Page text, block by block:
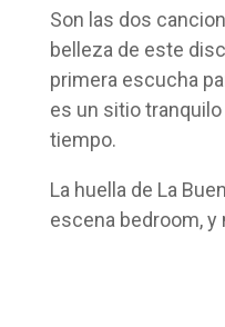
Son las dos
belleza de este
primera escucha
es un sitio
tiempo.
La huella de La
escena bedroom, y